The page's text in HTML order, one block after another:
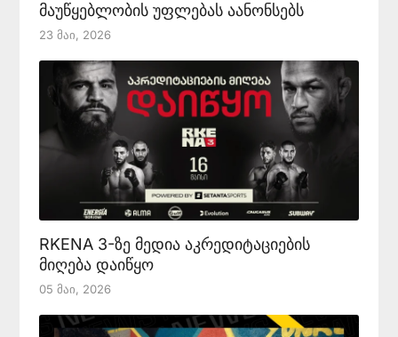
მაუწყებლობის უფლებას აანონსებს
23 Მაი, 2026
RKENA 3-ზე მედია აკრედიტაციების
მიღება დაიწყო
05 Მაი, 2026